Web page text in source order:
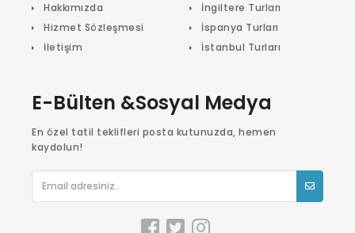
Hakkımızda
Hizmet Sözleşmesi
İletişim
İngiltere Turları
İspanya Turları
İstanbul Turları
E-Bülten &Sosyal Medya
En özel tatil teklifleri posta kutunuzda, hemen
kaydolun!